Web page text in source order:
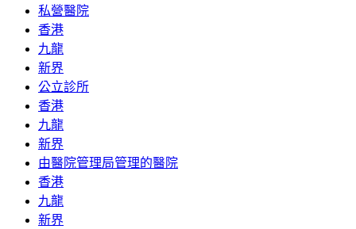
私營醫院
香港
九龍
新界
公立診所
香港
九龍
新界
由醫院管理局管理的醫院
香港
九龍
新界